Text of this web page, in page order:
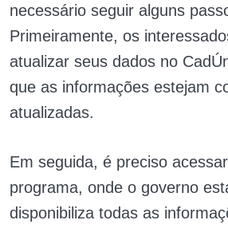
necessário seguir alguns
Primeiramente, os
atualizar seus dados no
que as informações estejam
atualizadas.
Em seguida, é preciso
programa, onde o governo
disponibiliza todas as